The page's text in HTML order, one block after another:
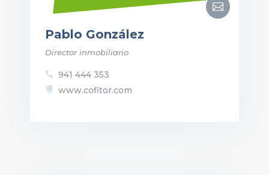

Pablo González
Director inmobiliario
 941 444 353
 www.cofitor.com